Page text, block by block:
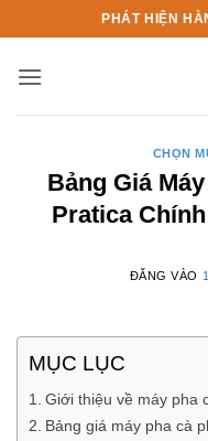
qua
nội
PHÁT HIỆN
CHỌN
Bảng Giá
Pratica
ĐĂNG VÀO
MỤC LỤC
Giới thiệu về máy pha
Bảng giá máy pha cà